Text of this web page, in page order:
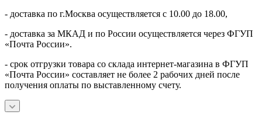
- доставка по г.Москва осуществляется с 10.00 до 18.00,
- доставка за МКАД и по России осуществляется через ФГУП
«Почта России».
- срок отгрузки товара со склада интернет-магазина в ФГУП
«Почта России» составляет не более 2 рабочих дней после
получения оплаты по выставленному счету.